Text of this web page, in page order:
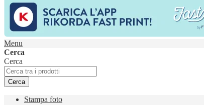
Menu
Cerca
Cerca
Cerca
Stampa foto